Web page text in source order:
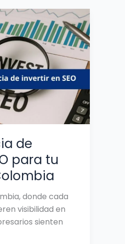
de
para tu
donde cada
visibilidad en
sienten